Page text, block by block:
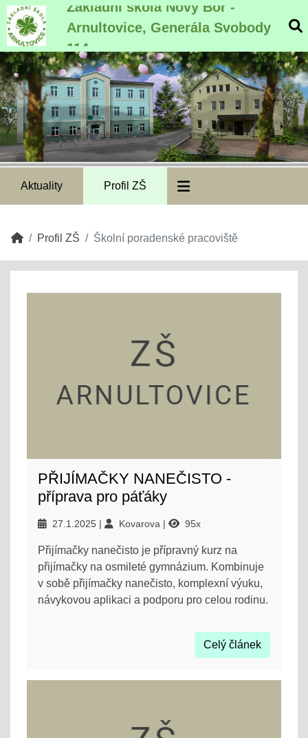
Základní škola Nový Bor -
Arnultovice, Generála Svobody
114
Aktuality Profil ZŠ
Profil ZŠ Školní poradenské pracoviště
PŘIJÍMAČKY NANEČISTO -
příprava pro páťáky
27.1.2025 Kovarova 95x
Přijímačky nanečisto je přípravný kurz na
přijímačky na osmileté gymnázium. Kombinuje
v sobě přijímačky nanečisto, komplexní výuku,
návykovou aplikaci a podporu pro celou rodinu.
Celý článek